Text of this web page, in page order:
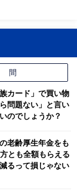
間
カード」で買い物
問題ない」と言い
のでしょうか？
老齢厚生年金をも
とも全額もらえる
るって損じゃない